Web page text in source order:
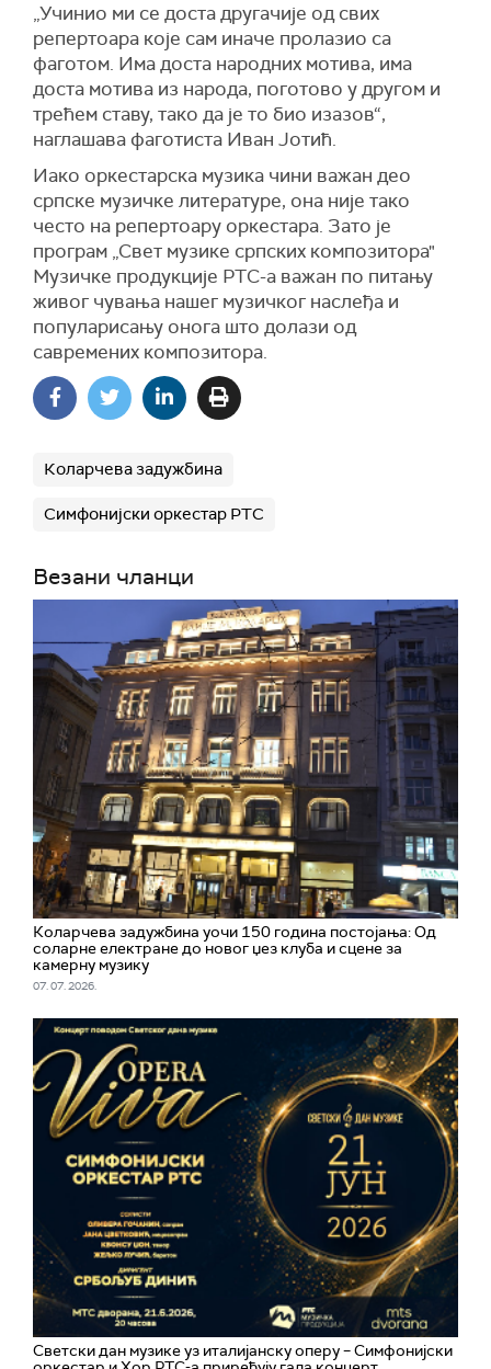
„Учинио ми се доста другачије од свих
репертоара које сам иначе пролазио са
фаготом. Има доста народних мотива, има
доста мотива из народа, поготово у другом и
трећем ставу, тако да је то био изазов“,
наглашава фаготиста Иван Јотић.
Иако оркестарска музика чини важан део
српске музичке литературе, она није тако
често на репертоару оркестара. Зато је
програм „Свет музике српских композитора"
Музичке продукције РТС-а важан по питању
живог чувања нашег музичког наслеђа и
популарисању онога што долази од
савремених композитора.
Коларчева задужбина
Симфонијски оркестар РТС
Везани чланци
Коларчева задужбина уочи 150 година постојања: Од
соларне електране до новог џез клуба и сцене за
камерну музику
07. 07. 2026.
Светски дан музике уз италијанску оперу – Симфонијски